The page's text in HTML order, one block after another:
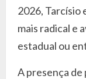
2026, Tarcísio
mais radical e
estadual ou
A presença de